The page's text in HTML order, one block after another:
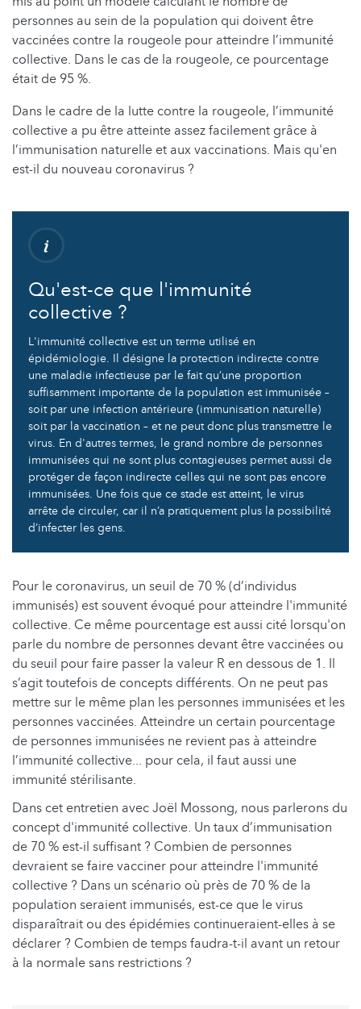
personnes au sein de la population qui doivent être
vaccinées contre la rougeole pour atteindre l’immunité
collective. Dans le cas de la rougeole, ce pourcentage
était de 95 %.
Dans le cadre de la lutte contre la rougeole, l’immunité
collective a pu être atteinte assez facilement grâce à
l’immunisation naturelle et aux vaccinations. Mais qu'en
est-il du nouveau coronavirus ?
Qu'est-ce que l'immunité
collective ?
L'immunité collective est un terme utilisé en
épidémiologie. Il désigne la protection indirecte contre
une maladie infectieuse par le fait qu’une proportion
suffisamment importante de la population est immunisée –
soit par une infection antérieure (immunisation naturelle)
soit par la vaccination – et ne peut donc plus transmettre le
virus. En d'autres termes, le grand nombre de personnes
immunisées qui ne sont plus contagieuses permet aussi de
protéger de façon indirecte celles qui ne sont pas encore
immunisées. Une fois que ce stade est atteint, le virus
arrête de circuler, car il n’a pratiquement plus la possibilité
d’infecter les gens.
Pour le coronavirus, un seuil de 70 % (d’individus
immunisés) est souvent évoqué pour atteindre l'immunité
collective. Ce même pourcentage est aussi cité lorsqu'on
parle du nombre de personnes devant être vaccinées ou
du seuil pour faire passer la valeur R en dessous de 1. Il
s’agit toutefois de concepts différents. On ne peut pas
mettre sur le même plan les personnes immunisées et les
personnes vaccinées. Atteindre un certain pourcentage
de personnes immunisées ne revient pas à atteindre
l’immunité collective... pour cela, il faut aussi une
immunité stérilisante.
Dans cet entretien avec Joël Mossong, nous parlerons du
concept d'immunité collective. Un taux d’immunisation
de 70 % est-il suffisant ? Combien de personnes
devraient se faire vacciner pour atteindre l'immunité
collective ? Dans un scénario où près de 70 % de la
population seraient immunisés, est-ce que le virus
disparaîtrait ou des épidémies continueraient-elles à se
déclarer ? Combien de temps faudra-t-il avant un retour
à la normale sans restrictions ?